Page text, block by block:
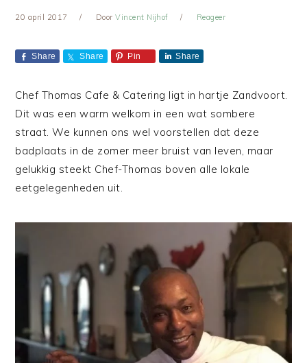
20 april 2017 DoorVincent Nijhof Reageer
Share Share Pin Share
Chef Thomas Cafe & Catering ligt in hartje Zandvoort.
Dit was een warm welkom in een wat sombere
straat. We kunnen ons wel voorstellen dat deze
badplaats in de zomer meer bruist van leven, maar
gelukkig steekt Chef-Thomas boven alle lokale
eetgelegenheden uit.